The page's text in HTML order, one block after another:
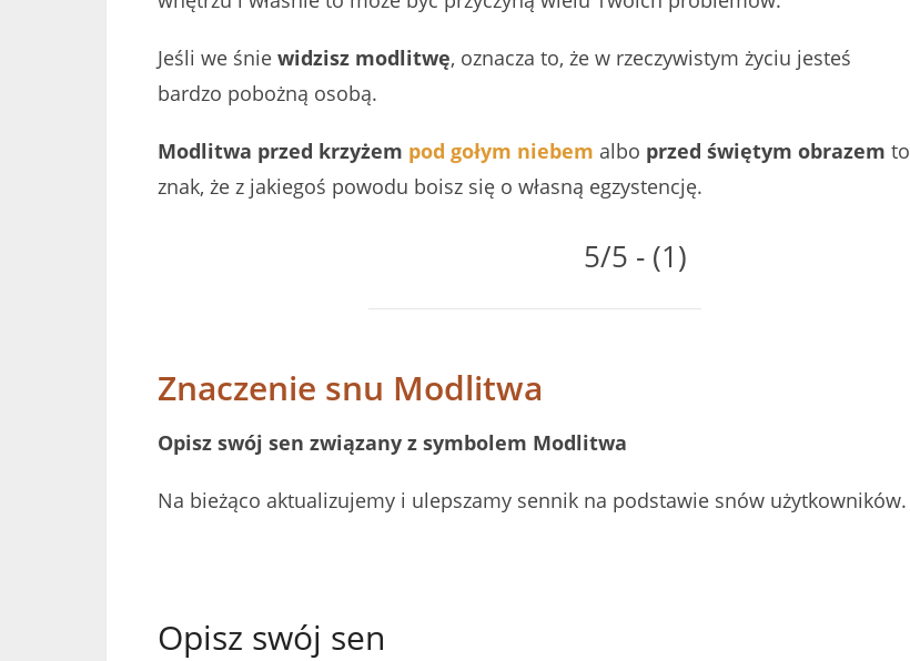
Jeśli we śnie widzisz modlitwę, oznacza to, że w rzeczywistym życiu jesteś
bardzo pobożną osobą.
Modlitwa przed krzyżem pod gołym niebem albo przed świętym obrazem to
znak, że z jakiegoś powodu boisz się o własną egzystencję.
5/5 - (1)
Znaczenie snu Modlitwa
Opisz swój sen związany z symbolem Modlitwa
Na bieżąco aktualizujemy i ulepszamy sennik na podstawie snów użytkowników.
Opisz swój sen